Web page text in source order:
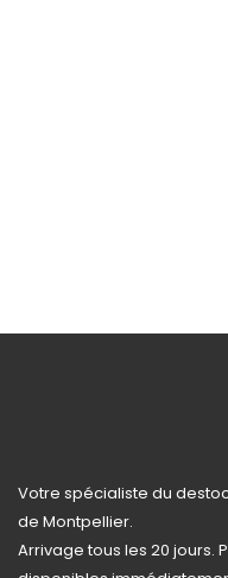
Votre spécialiste du
de Montpellier.
Arrivage tous les 20 jours.